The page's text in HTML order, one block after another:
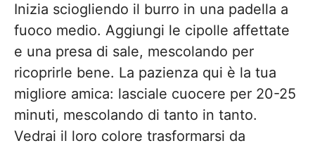
Inizia sciogliendo il burro in una padella a
fuoco medio. Aggiungi le cipolle affettate
e una presa di sale, mescolando per
ricoprirle bene. La pazienza qui è la tua
migliore amica: lasciale cuocere per 20-25
minuti, mescolando di tanto in tanto.
Vedrai il loro colore trasformarsi da